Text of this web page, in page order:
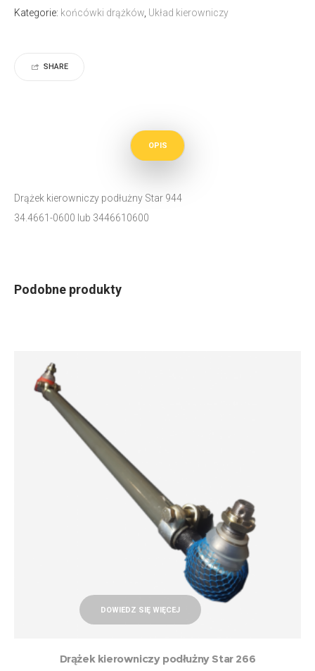
Kategorie: końcówki drążków, Układ kierowniczy
SHARE
OPIS
Drążek kierowniczy podłużny Star 944
34.4661-0600 lub 3446610600
Podobne produkty
DOWIEDZ SIĘ WIĘCEJ
Drążek kierowniczy podłużny Star 266